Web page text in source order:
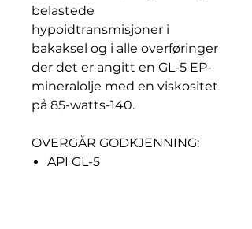
belastede
hypoidtransmisjoner i
bakaksel og i alle overføringer
der det er angitt en GL-5 EP-
mineralolje med en viskositet
på 85-watts-140.
OVERGÅR GODKJENNING:
API GL-5